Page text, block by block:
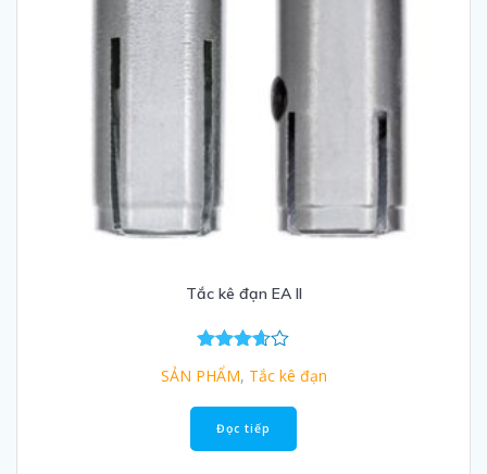
Tắc kê đạn EA II
Được
xếp hạng
SẢN PHẨM, Tắc kê đạn
Đọc tiếp